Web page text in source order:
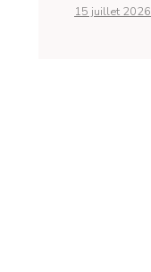
15 juillet 2026